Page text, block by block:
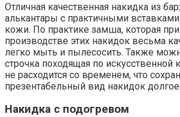
Отличная качественная накидка из
алькантары с практичными
кожи. По практике замша, которая
производстве этих накидок весьма
легко мыть и пылесосить. Также
строчка походящая по искусственной
не расходится со временем, что
презентабельный вид накидок
Накидка с подогревом